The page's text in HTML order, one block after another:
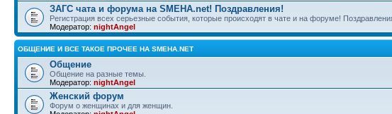
ЗАГС чата и форума на SMEHA.net! Поздравления!
Регистрация всех серьезные события, которые происходят в чате и на форуме!
Модератор: nightAngel
ОБЩЕНИЕ И ВСЕ ТАКОЕ ПРОЧЕЕ НА SMEHA.NET
Общение
Общение на разные темы.
Модератор: nightAngel
Женский форум
Форум о женщинах и для женщин.